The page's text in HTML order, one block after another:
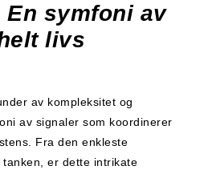
symfoni av
livs
av kompleksitet og
av signaler som koordinerer
Fra den enkleste
er dette intrikate